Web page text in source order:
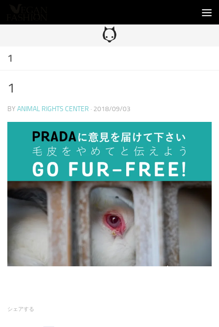
1
1
BY ANIMAL RIGHTS CENTER · 2018/09/03
シェアする